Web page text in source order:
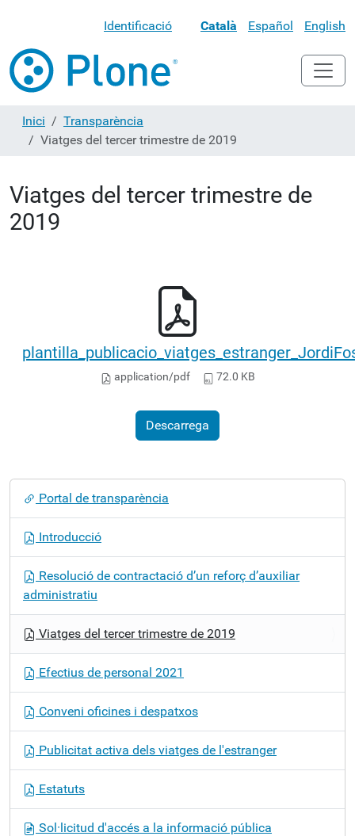
Identificació Català Español English
Inici
Transparència
Viatges del tercer trimestre de 2019
Viatges del tercer trimestre de
2019
application/pdf 72.0 KB
Descarrega
Portal de transparència
Introducció
Resolució de contractació d’un reforç d’auxiliar
administratiu
Viatges del tercer trimestre de 2019
Efectius de personal 2021
Conveni oficines i despatxos
Publicitat activa dels viatges de l'estranger
Estatuts
Sol·licitud d'accés a la informació pública